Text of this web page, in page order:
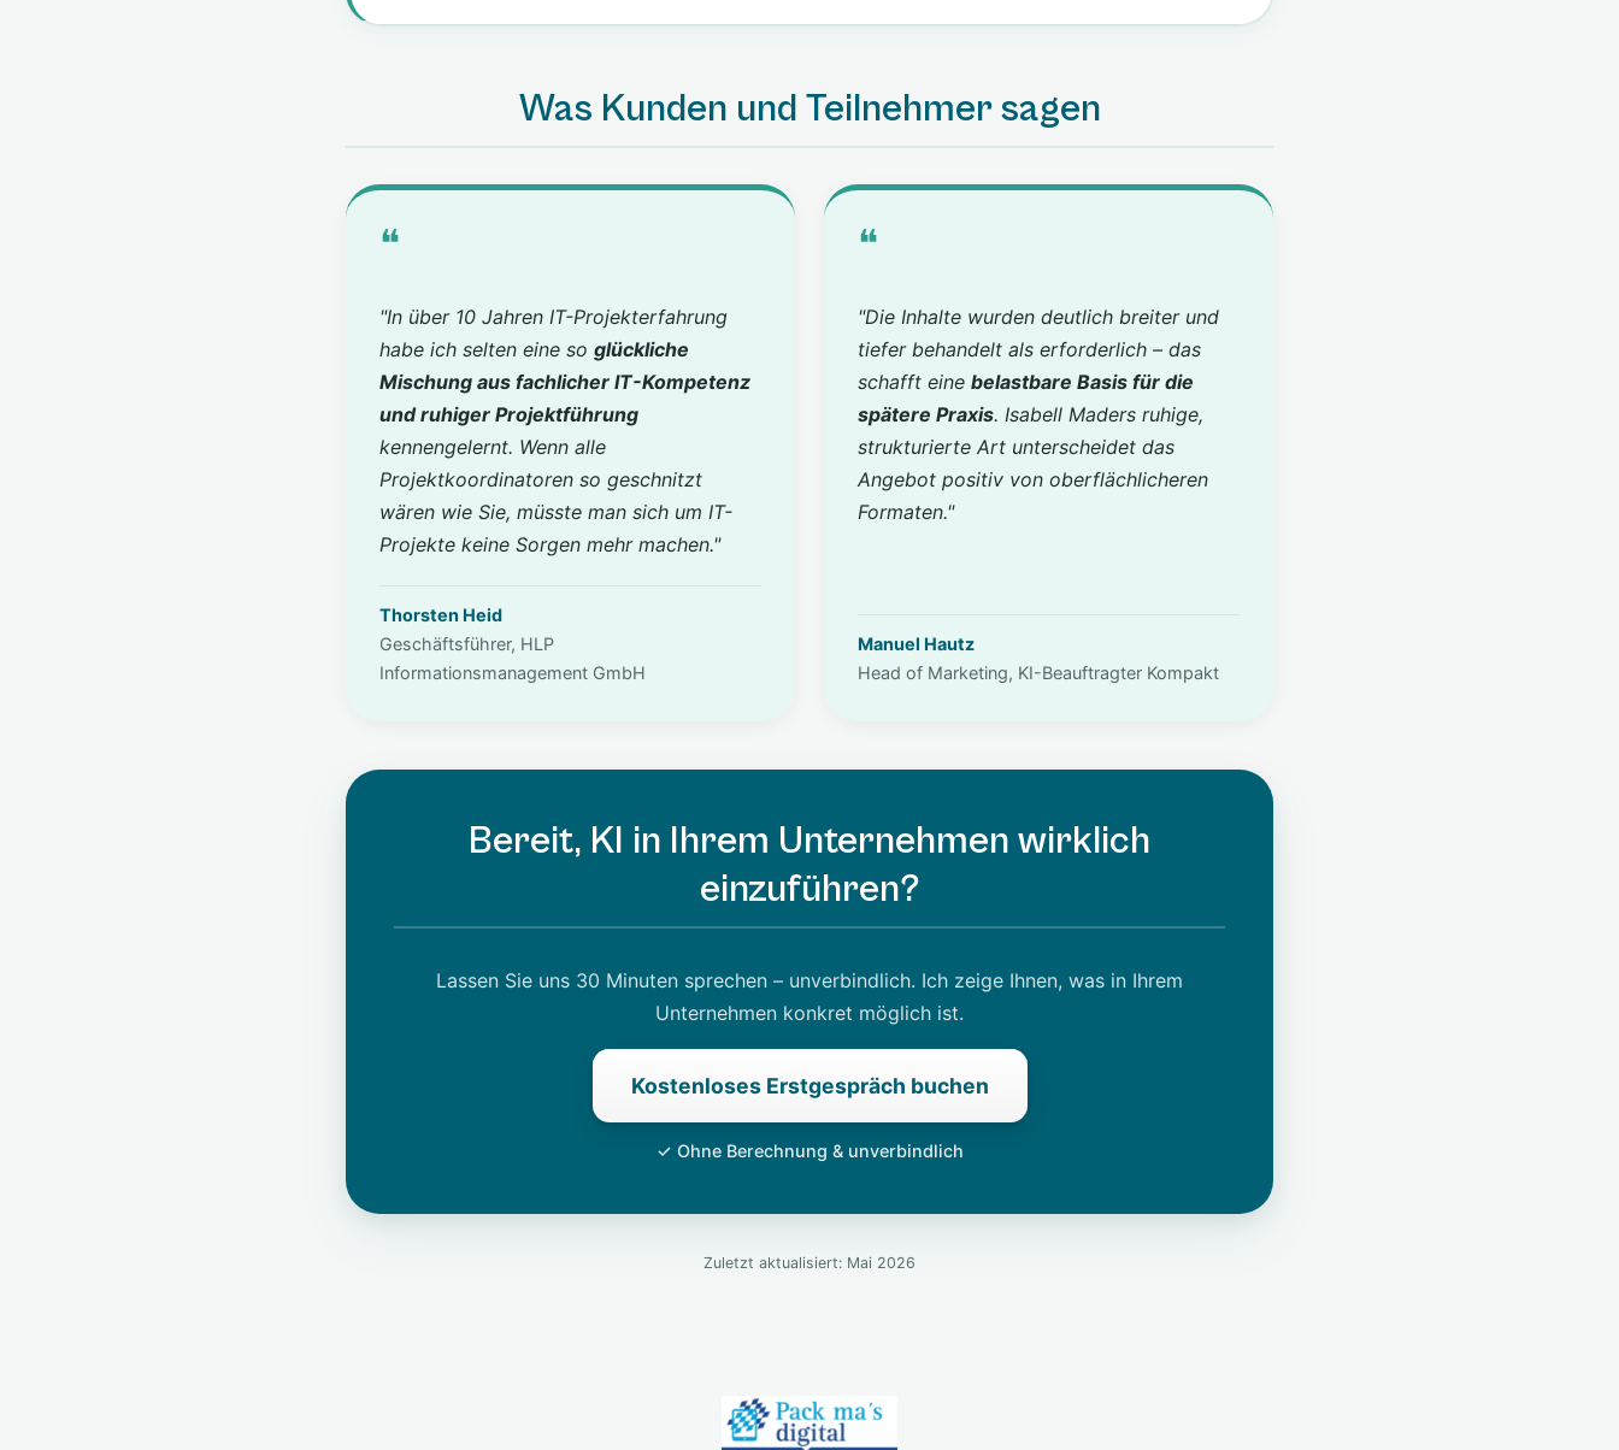
Was Kunden und Teilnehmer sagen
❝
"In über 10 Jahren IT-Projekterfahrung
habe ich selten eine so glückliche
Mischung aus fachlicher IT-Kompetenz
und ruhiger Projektführung
kennengelernt. Wenn alle
Projektkoordinatoren so geschnitzt
wären wie Sie, müsste man sich um IT-
Projekte keine Sorgen mehr machen."
Thorsten Heid
Geschäftsführer, HLP
Informationsmanagement GmbH
❝
"Die Inhalte wurden deutlich breiter und
tiefer behandelt als erforderlich – das
schafft eine belastbare Basis für die
spätere Praxis. Isabell Maders ruhige,
strukturierte Art unterscheidet das
Angebot positiv von oberflächlicheren
Formaten."
Manuel Hautz
Head of Marketing, KI-Beauftragter Kompakt
Bereit, KI in Ihrem Unternehmen wirklich
einzuführen?
Lassen Sie uns 30 Minuten sprechen – unverbindlich. Ich zeige Ihnen, was in Ihrem
Unternehmen konkret möglich ist.
Kostenloses Erstgespräch buchen
✓ Ohne Berechnung & unverbindlich
Zuletzt aktualisiert: Mai 2026